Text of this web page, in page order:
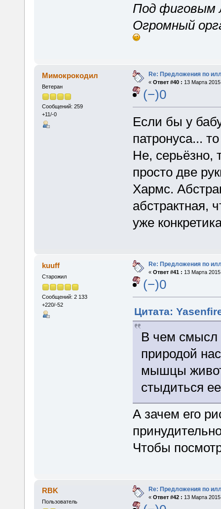
Под фиговым
Огромный
Мимокрокодил
Ветеран
Сообщений: 259
+11/-0
Re: Предложения по
« Ответ #40 : 13 Марта
(−)0
Если бы у
патронуса...
Не, серьёзно,
просто две
Хармс.
абстрактная,
уже
kuuff
Старожил
Сообщений: 2 133
+220/-52
Re: Предложения по
« Ответ #41 : 13 Марта
(−)0
Цитата:
В чем смысл
природой
мышцы
стыдиться
А зачем его
Чтобы
RBK
Пользователь
Re: Предложения по
« Ответ #42 : 13 Марта